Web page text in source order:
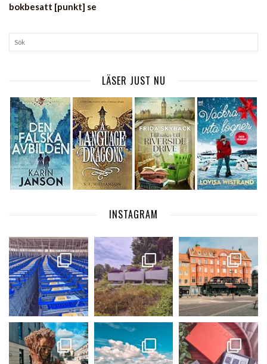
bokbesatt [punkt] se
LÄSER JUST NU
INSTAGRAM